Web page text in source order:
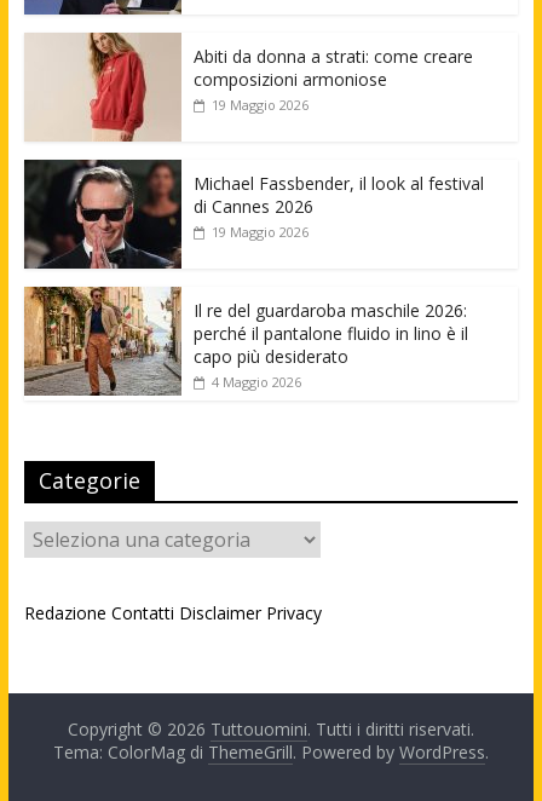
Abiti da donna a strati: come creare
composizioni armoniose
19 Maggio 2026
Michael Fassbender, il look al festival
di Cannes 2026
19 Maggio 2026
Il re del guardaroba maschile 2026:
perché il pantalone fluido in lino è il
capo più desiderato
4 Maggio 2026
Categorie
Categorie
Redazione Contatti Disclaimer Privacy
Copyright © 2026 Tuttouomini. Tutti i diritti riservati.
Tema: ColorMag di ThemeGrill. Powered by WordPress.